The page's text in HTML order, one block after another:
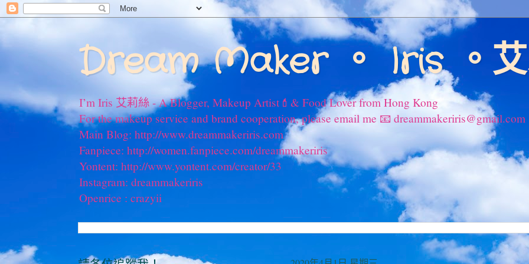
Dream Maker 。 Iris 。
I’m Iris 艾莉絲 - A Blogger, Makeup Artist💄& Food Lover from Hong Kong
For the makeup service and brand cooperation, please email me 📧 dreammakeriris@gmail.com
Main Blog: http://www.dreammakeriris.com
Fanpiece: http://women.fanpiece.com/dreammakeriris
Yontent: http://www.yontent.com/creator/33
Instagram: dreammakeriris
Openrice : crazyii